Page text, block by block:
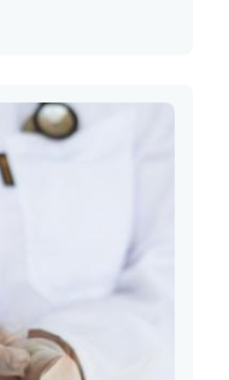
entreprises, ainsi